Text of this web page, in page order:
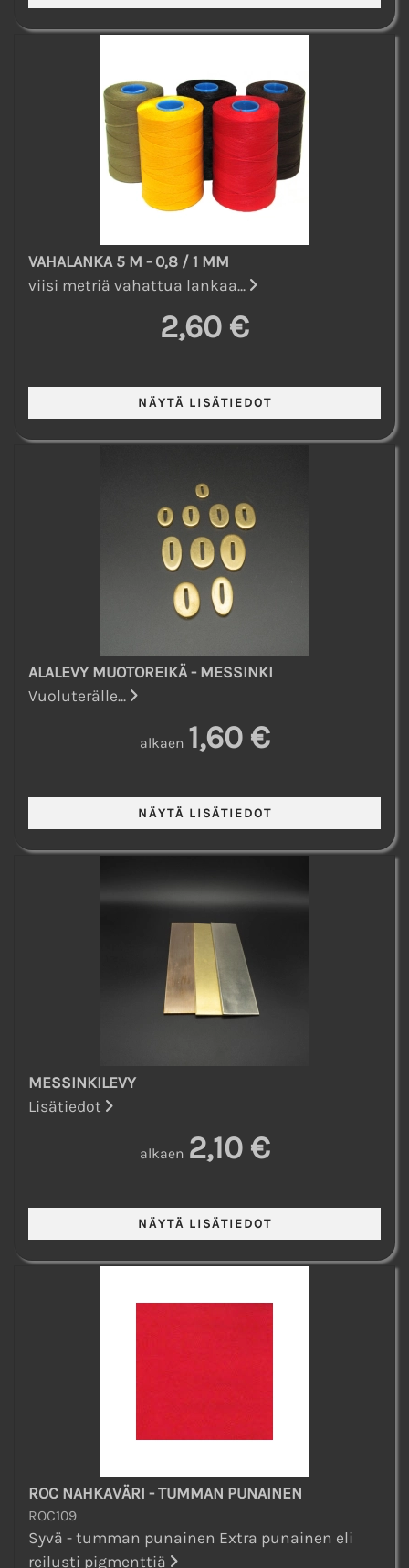
VAHALANKA 5 M - 0,8 / 1 MM
viisi metriä vahattua lankaa...
2,60 €
ALALEVY MUOTOREIKÄ - MESSINKI
Vuoluterälle...
alkaen 1,60 €
MESSINKILEVY
Lisätiedot
alkaen 2,10 €
ROC NAHKAVÄRI - TUMMAN PUNAINEN
ROC109
Syvä - tumman punainen Extra punainen eli
reilusti pigmenttiä